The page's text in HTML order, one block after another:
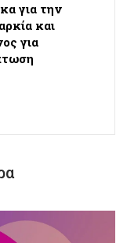
για την
και
για